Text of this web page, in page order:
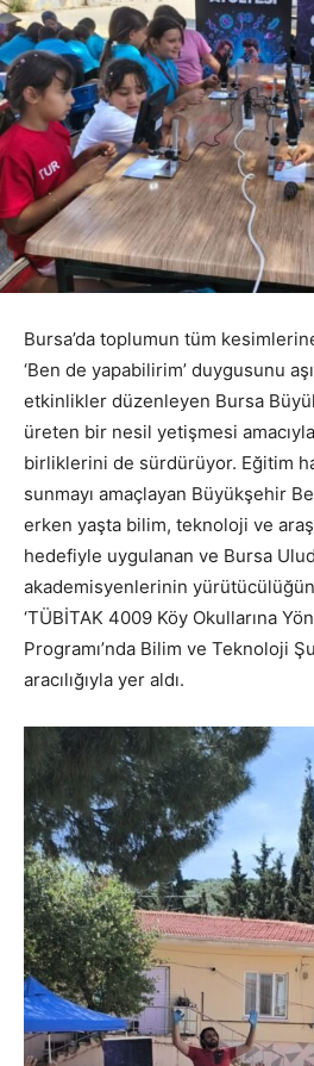
Bursa’da toplumun tüm
‘Ben de yapabilirim’ duygusunu
etkinlikler düzenleyen Bursa
üreten bir nesil yetişmesi
birliklerini de sürdürüyor. Eğitim
sunmayı amaçlayan Büyükşehir
erken yaşta bilim, teknoloji ve
hedefiyle uygulanan ve Bursa
akademisyenlerinin
‘TÜBİTAK 4009 Köy Okullarına
Programı’nda Bilim ve Teknoloji
aracılığıyla yer aldı.